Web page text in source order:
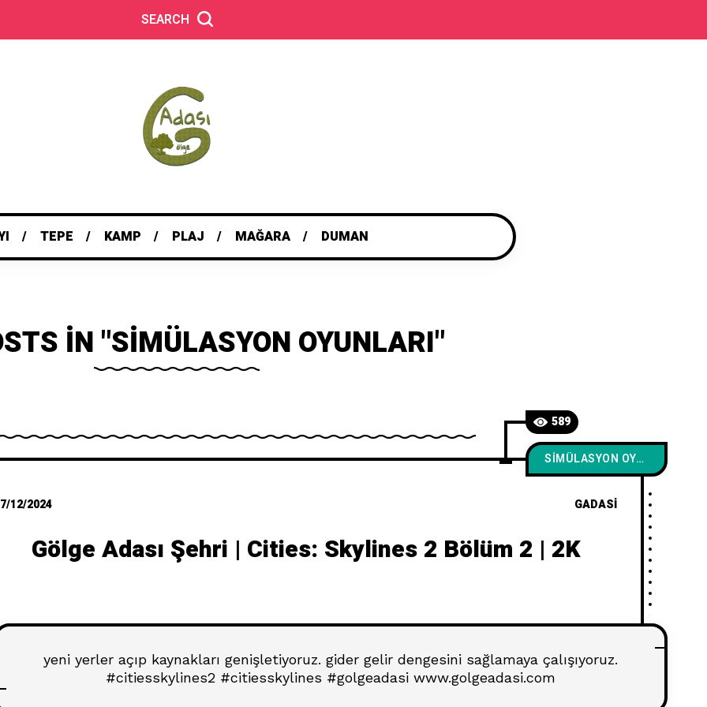
SEARCH
TEPE KAMP PLAJ MAĞARA DUMAN
IN "SIMÜLASYON OYUNLARI"
589
SIMÜLASYON OYUNLARI
12/2024 GADASI
Gölge Adası Şehri | Cities: Skylines 2 Bölüm 2 | 2K
yeni yerler açıp kaynakları genişletiyoruz. gider gelir dengesini sağlamaya çalışıyoruz.
#citiesskylines2 #citiesskylines #golgeadasi www.golgeadasi.com